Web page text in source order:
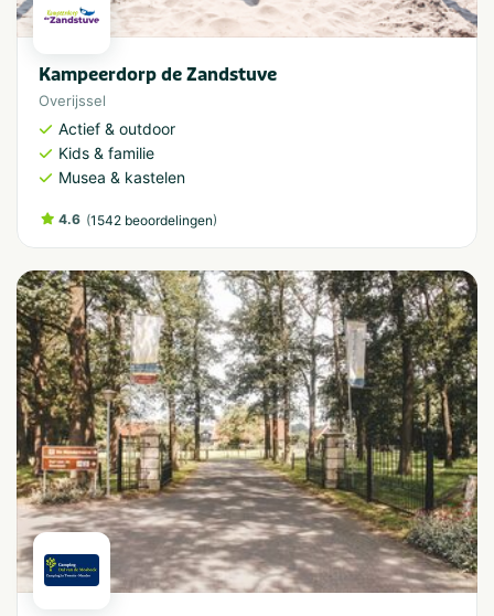
Kampeerdorp de Zandstuve
Overijssel
Actief & outdoor
Kids & familie
Musea & kastelen
4.6 (1542 beoordelingen)